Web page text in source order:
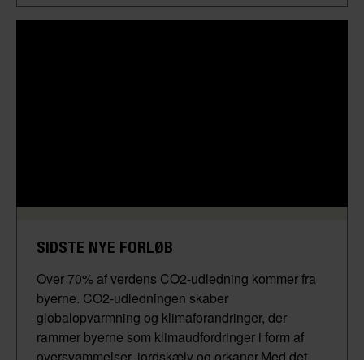
SIDSTE NYE FORLØB
Over 70% af verdens CO2-udledning kommer fra
byerne. CO2-udledningen skaber
globalopvarmning og klimaforandringer, der
rammer byerne som klimaudfordringer i form af
oversvømmelser, jordskælv og orkaner.Med det